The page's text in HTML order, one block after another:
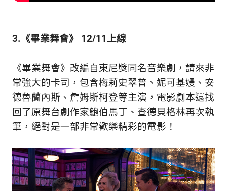
3.《畢業舞會》 12/11上線
《畢業舞會》改編自東尼獎同名音樂劇，請來非
常強大的卡司，包含梅莉史翠普、妮可基嫚、安
德魯蘭內斯、詹姆斯柯登等主演，電影劇本還找
回了原舞台劇作家鮑伯馬丁、查德貝格林再次執
筆，絕對是一部非常歡樂精彩的電影！